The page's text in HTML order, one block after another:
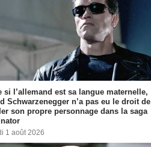
si l’allemand est sa langue maternelle,
Schwarzenegger n’a pas eu le droit de
son propre personnage dans la saga
1 août 2026